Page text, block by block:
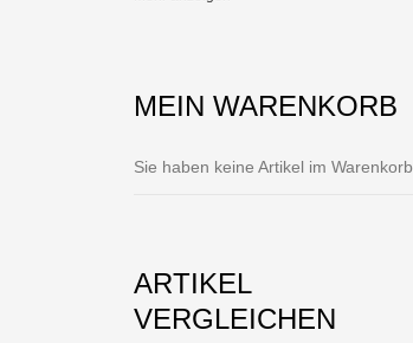
MEIN WARENKORB
Sie haben keine Artikel im Warenkorb.
ARTIKEL
VERGLEICHEN